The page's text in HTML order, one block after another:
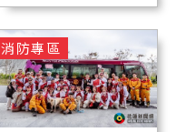
消防專區